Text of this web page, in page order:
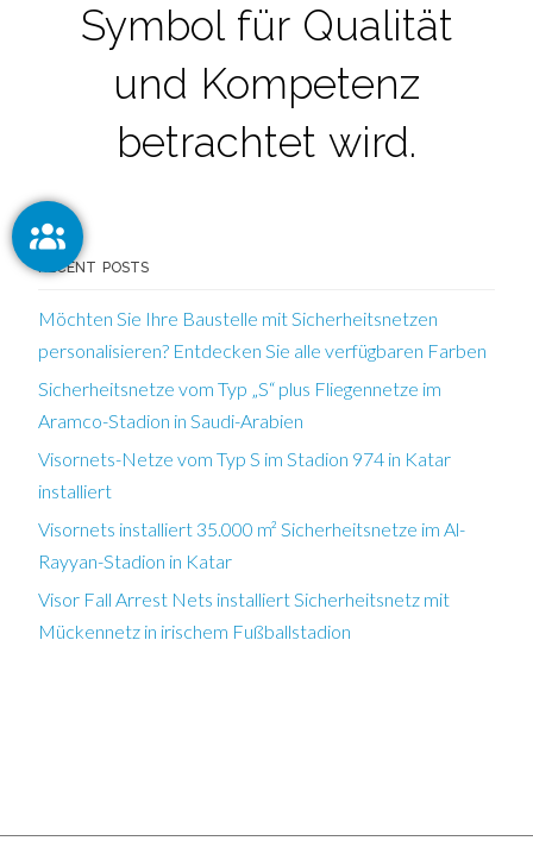
Symbol für Qualität
und Kompetenz
betrachtet wird.
RECENT POSTS
Möchten Sie Ihre Baustelle mit Sicherheitsnetzen
personalisieren? Entdecken Sie alle verfügbaren Farben
Sicherheitsnetze vom Typ „S“ plus Fliegennetze im
Aramco-Stadion in Saudi-Arabien
Visornets-Netze vom Typ S im Stadion 974 in Katar
installiert
Visornets installiert 35.000 m² Sicherheitsnetze im Al-
Rayyan-Stadion in Katar
Visor Fall Arrest Nets installiert Sicherheitsnetz mit
Mückennetz in irischem Fußballstadion